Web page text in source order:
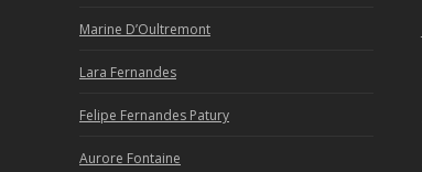
Marine D’Oultremont
Lara Fernandes
Felipe Fernandes Patury
Aurore Fontaine